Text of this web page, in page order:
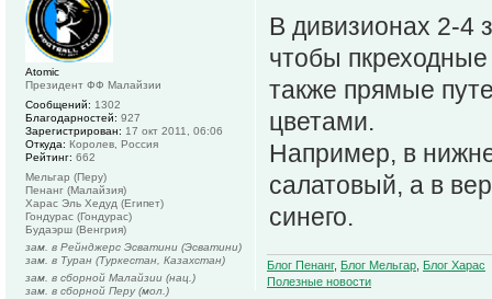
В дивизионах 2-4
чтобы
также прямые
цветами.
Например, в
салатовый, а в
синего.
Блог Пенанг, Блог Мельгар Блог Харас
Полезные новости
Atomic
Президент ФФ Малайзии
Сообщений: 1302
Благодарностей: 927
Зарегистрирован: 17 окт 2011, 06:06
Откуда: Королев, Россия
Рейтинг: 662
Мельгар (Перу)
Пенанг (Малайзия)
Харас Эль Хедуд (Египет)
Гондурас (Гондурас)
Будаэрш (Венгрия)
зам. в Рейнджерс Эсватини (Эсватини)
зам. в Туран (Туркестан, Казахстан)
зам. в сборной Малайзии (нац.)
зам. в сборной Перу (мол.)